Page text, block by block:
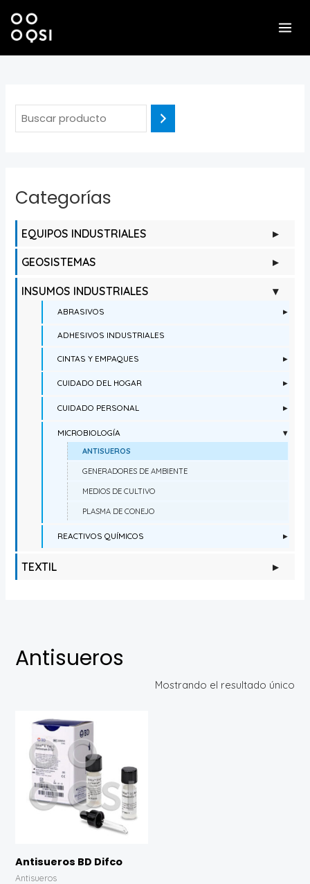
content
Categorías
EQUIPOS INDUSTRIALES ▸
GEOSISTEMAS ▸
INSUMOS INDUSTRIALES ▾
ABRASIVOS ▸
ADHESIVOS INDUSTRIALES
CINTAS Y EMPAQUES ▸
CUIDADO DEL HOGAR ▸
CUIDADO PERSONAL ▸
MICROBIOLOGÍA ▾
ANTISUEROS
GENERADORES DE AMBIENTE
MEDIOS DE CULTIVO
PLASMA DE CONEJO
REACTIVOS QUÍMICOS ▸
TEXTIL ▸
Antisueros
Mostrando el resultado único
Antisueros BD Difco
Antisueros